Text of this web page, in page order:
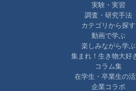
実験・実習
調査・研究手法
カテゴリから探す
動画で学ぶ
楽しみながら学ぶ
集まれ！生き物大好
コラム集
在学生・卒業生の
企業コラボ